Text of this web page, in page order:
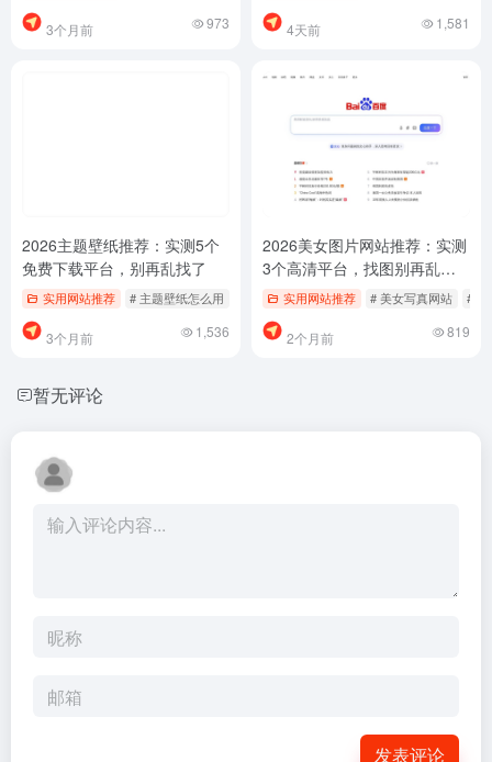
3个月前 973 4天前 1,581
2026主题壁纸推荐：实测5个
免费下载平台，别再乱找了
实用网站推荐 # 主题壁纸怎么用 # 主题壁纸推荐 # 免费壁纸下载
3个月前 1,536
2026美女图片网站推荐：实测
3个高清平台，找图别再乱搜
了 实用网站推荐 # 美女写真网站 # 美
2个月前 819
暂无评论
发表评论